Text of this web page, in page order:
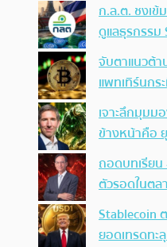
ก.ล.ต. ชงเ
ดูแลธุรกรรม
จับตาแนวต้
แพทเทิร์นก
เจาะลึกมุมม
ข้างหน้าคือ
ถอดบทเรียน
ตัวรอดในต
Stablecoin
ยอดเทรดทะ